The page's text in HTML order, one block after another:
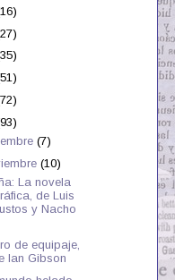
(7)
(10)
La novela
de Luis
y Nacho
de equipaje,
Ian Gibson